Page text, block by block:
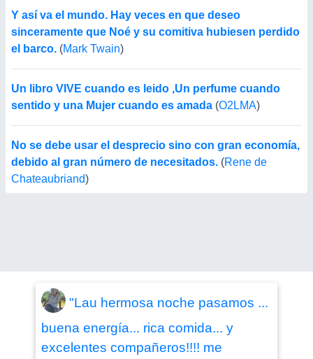
Y así va el mundo. Hay veces en que deseo
sinceramente que Noé y su comitiva hubiesen perdido
el barco. (Mark Twain)
Un libro VIVE cuando es leido ,Un perfume cuando
sentido y una Mujer cuando es amada (O2LMA)
No se debe usar el desprecio sino con gran economía,
debido al gran número de necesitados. (Rene de
Chateaubriand)
"Lau hermosa noche pasamos ...
buena energía... rica comida... y
excelentes compañeros!!!! me